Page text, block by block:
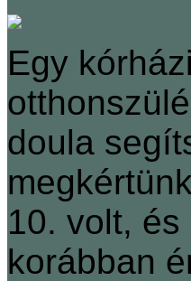
Egy
doula
10. volt,
korábban